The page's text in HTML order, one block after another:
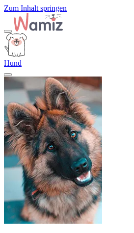
Zum Inhalt springen
Hund